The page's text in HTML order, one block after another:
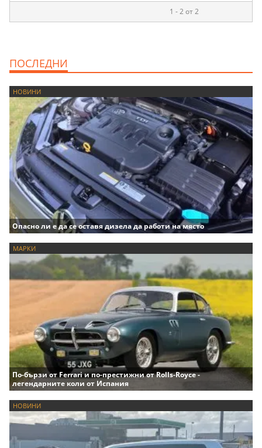
1 - 2 от 2
ПОСЛЕДНИ
НОВИНИ
Опасно ли е да се оставя дизела да работи на място
МАРКИ
По-бързи от Ferrari и по-престижни от Rolls-Royce -
легендарните коли от Испания
НОВИНИ